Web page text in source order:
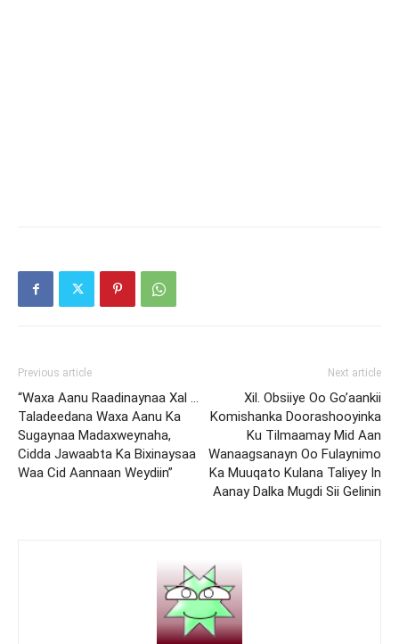
Previous article
“Waxa Aanu Raadinaynaa Xal …
Taladeedana Waxa Aanu Ka
Sugaynaa Madaxweynaha,
Cidda Jawaabta Ka Bixinaysaa
Waa Cid Aannaan Weydiin”
Next article
Xil. Obsiiye Oo Go’aankii
Komishanka Doorashooyinka
Ku Tilmaamay Mid Aan
Wanaagsanayn Oo Fulaynimo
Ka Muuqato Kulana Taliyey In
Aanay Dalka Mugdi Sii Gelinin